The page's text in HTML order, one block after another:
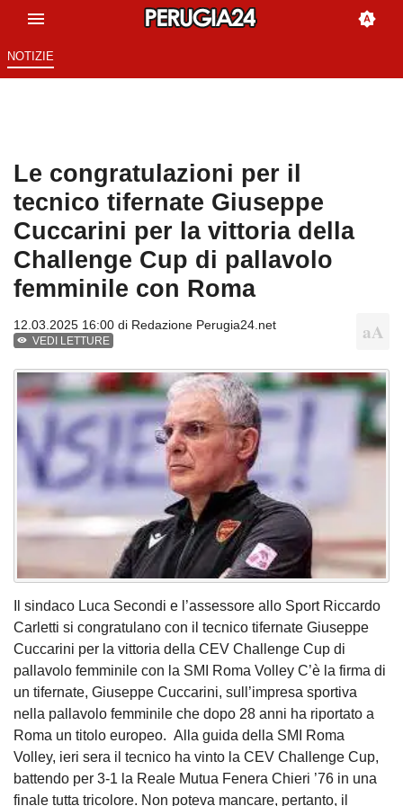
NOTIZIE
Le congratulazioni per il
tecnico tifernate Giuseppe
Cuccarini per la vittoria della
Challenge Cup di pallavolo
femminile con Roma
12.03.2025 16:00 di Redazione Perugia24.net
VEDI LETTURE
Il sindaco Luca Secondi e l’assessore allo Sport Riccardo
Carletti si congratulano con il tecnico tifernate Giuseppe
Cuccarini per la vittoria della CEV Challenge Cup di
pallavolo femminile con la SMI Roma Volley C’è la firma di
un tifernate, Giuseppe Cuccarini, sull’impresa sportiva
nella pallavolo femminile che dopo 28 anni ha riportato a
Roma un titolo europeo. Alla guida della SMI Roma
Volley, ieri sera il tecnico ha vinto la CEV Challenge Cup,
battendo per 3-1 la Reale Mutua Fenera Chieri ’76 in una
finale tutta tricolore. Non poteva mancare, pertanto, il